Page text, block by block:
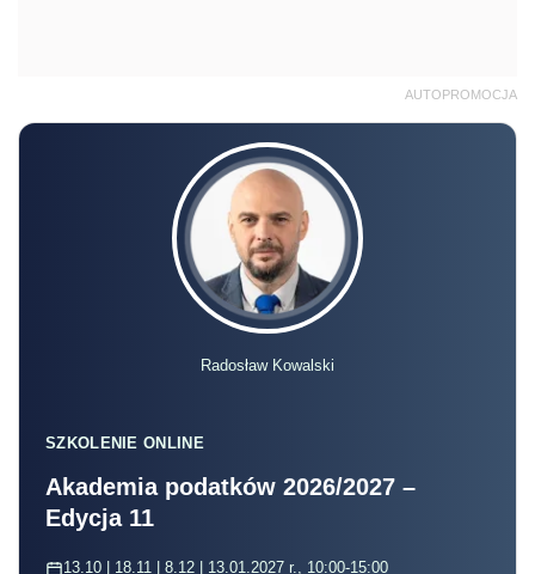
AUTOPROMOCJA
Radosław Kowalski
SZKOLENIE ONLINE
Akademia podatków 2026/2027 –
Edycja 11
13.10 | 18.11 | 8.12 | 13.01.2027 r., 10:00-15:00